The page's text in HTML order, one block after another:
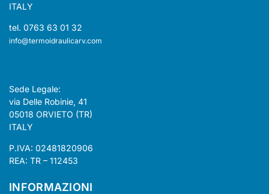
ITALY
tel. 0763 63 01 32
info@termoidraulicarv.com
Sede Legale:
via Delle Robinie, 41
05018 ORVIETO (TR)
ITALY
P.IVA: 02481820906
REA: TR – 112453
INFORMAZIONI